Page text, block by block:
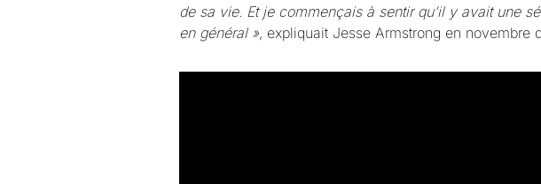
de sa vie. Et je commençais à sentir qu’il y avait une
en général », expliquait Jesse Armstrong en novembre